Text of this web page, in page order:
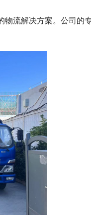
物流解决方案。公司的
AI 算力机房脱碳刚需！储能
案，2026 EP 电力展一站式